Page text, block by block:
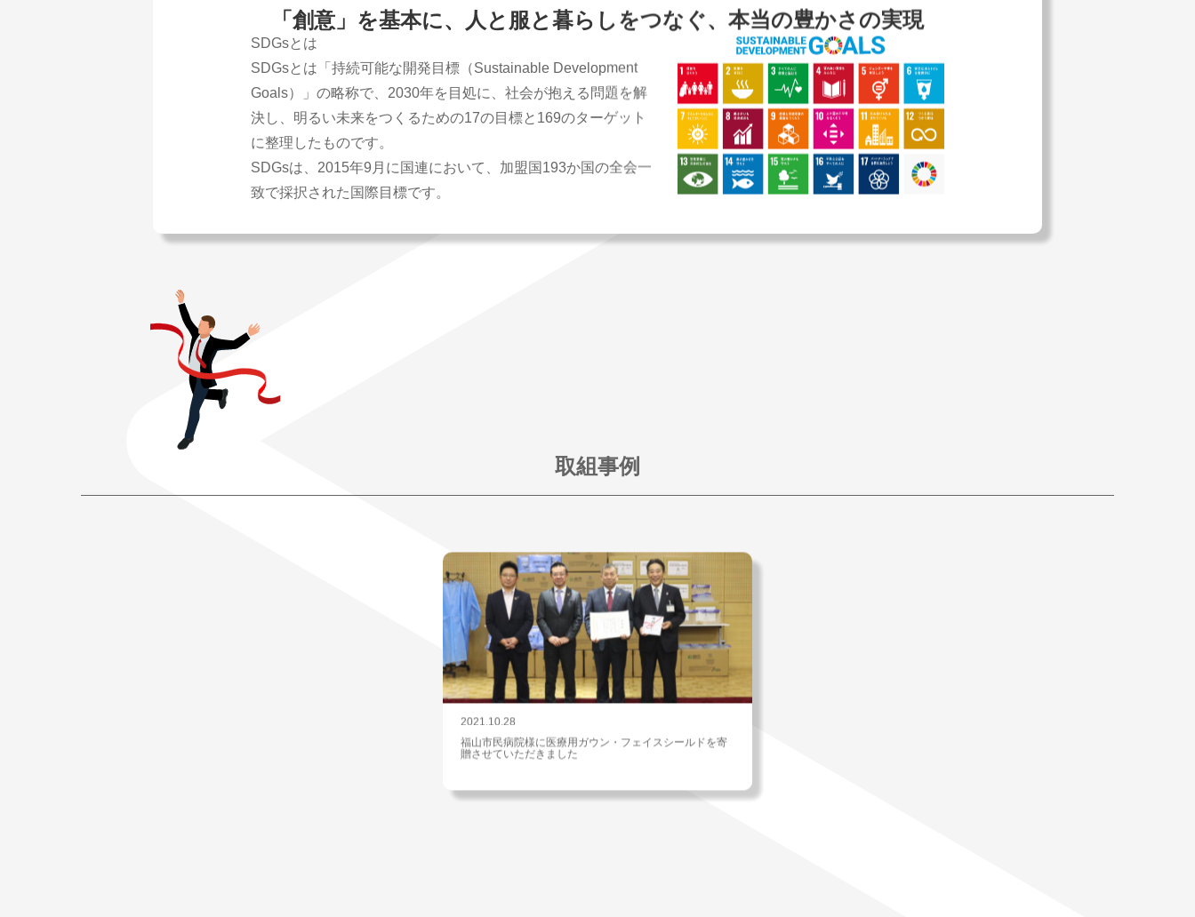
「創意」を基本に、 人と服と暮らしをつなぐ、 本当の豊かさの実現
SDGsとは
SDGsとは「持続可能な開発目標（Sustainable Development
Goals）」の略称で、2030年を目処に、社会が抱える問題を解
決し、明るい未来をつくるための17の目標と169のターゲット
に整理したものです。
SDGsは、2015年9月に国連において、加盟国193か国の全会一
致で採択された国際目標です。
取組事例
2021.10.28
福山市民病院様に医療用ガウン・フェイスシールドを寄
贈させていただきました